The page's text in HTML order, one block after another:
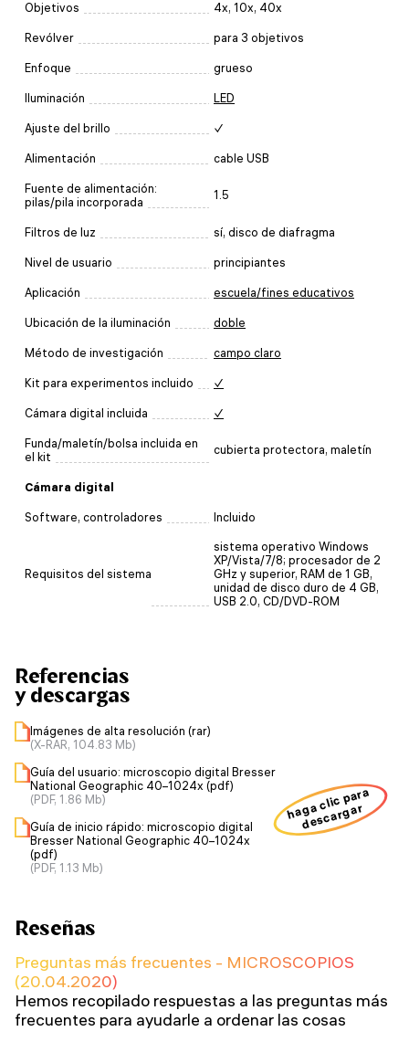
Objetivos 4x, 10x, 40x
Revólver para 3 objetivos
Enfoque grueso
Iluminación LED
Ajuste del brillo ✓
Alimentación cable USB
Fuente de alimentación:
pilas/pila incorporada
1.5
Filtros de luz sí, disco de diafragma
Nivel de usuario principiantes
Aplicación escuela/fines educativos
Ubicación de la iluminación doble
Método de investigación campo claro
Kit para experimentos incluido ✓
Cámara digital incluida ✓
Funda/maletín/bolsa incluida en
el kit
cubierta protectora, maletín
Cámara digital
Software, controladores Incluido
Requisitos del sistema
sistema operativo Windows
XP/Vista/7/8; procesador de 2
GHz y superior, RAM de 1 GB,
unidad de disco duro de 4 GB,
USB 2.0, CD/DVD-ROM
Referencias
y descargas
Imágenes de alta resolución (rar)
(X-RAR, 104.83 Mb)
Guía del usuario: microscopio digital Bresser
National Geographic 40–1024x (pdf)
(PDF, 1.86 Mb)
Guía de inicio rápido: microscopio digital
Bresser National Geographic 40–1024x
(pdf)
(PDF, 1.13 Mb)
haga clic para
descargar
Reseñas
Preguntas más frecuentes - MICROSCOPIOS
(20.04.2020)
Hemos recopilado respuestas a las preguntas más
frecuentes para ayudarle a ordenar las cosas